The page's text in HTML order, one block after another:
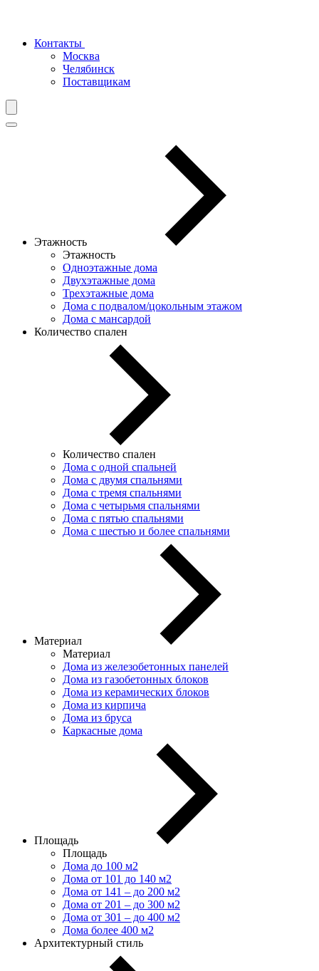
Контакты
Москва
Челябинск
Поставщикам
Этажность
Этажность
Одноэтажные дома
Двухэтажные дома
Трехэтажные дома
Дома с подвалом/цокольным этажом
Дома с мансардой
Количество спален
Количество спален
Дома с одной спальней
Дома с двумя спальнями
Дома с тремя спальнями
Дома с четырьмя спальнями
Дома с пятью спальнями
Дома с шестью и более спальнями
Материал
Материал
Дома из железобетонных панелей
Дома из газобетонных блоков
Дома из керамических блоков
Дома из кирпича
Дома из бруса
Каркасные дома
Площадь
Площадь
Дома до 100 м2
Дома от 101 до 140 м2
Дома от 141 – до 200 м2
Дома от 201 – до 300 м2
Дома от 301 – до 400 м2
Дома более 400 м2
Архитектурный стиль